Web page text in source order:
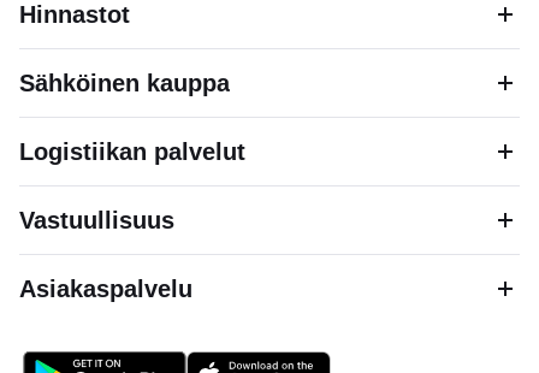
Hinnastot
Sähköinen kauppa
Logistiikan palvelut
Vastuullisuus
Asiakaspalvelu